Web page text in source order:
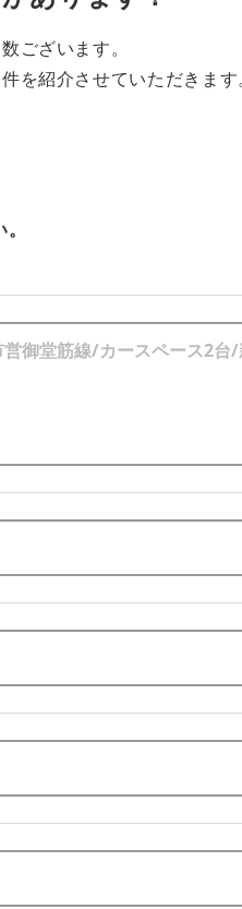
ございます。
を紹介させていただきます